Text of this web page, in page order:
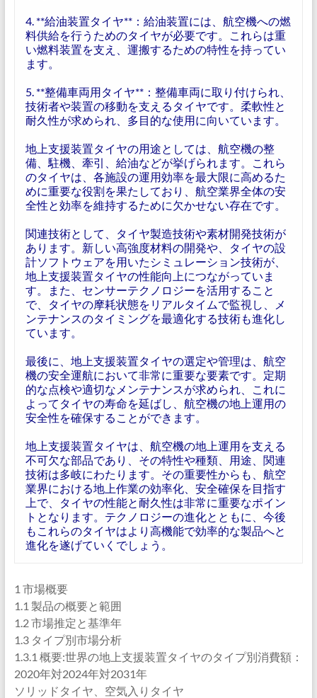
4. **給油装置タイヤ**：給油装置には、航空機への燃
料供給を行うためのタイヤが必要です。これらは重
い燃料装置を支え、運搬するための特性を持ってい
ます。
5. **整備車両用タイヤ**：整備車両に取り付けられ、
技術者や装置の移動を支えるタイヤです。柔軟性と
耐久性が求められ、多目的な使用に向いています。
地上支援装置タイヤの用途としては、航空機の整
備、駐機、牽引、給油などが挙げられます。これら
のタイヤは、各施設の運用効率を最大限に高めるた
めに重要な役割を果たしており、航空業界全体の安
全性と効率を維持するために欠かせない存在です。
関連技術として、タイヤ製造技術や素材開発技術が
あります。新しい高強度材料の開発や、タイヤの設
計ソフトウェアを用いたシミュレーション技術が、
地上支援装置タイヤの性能向上につながっていま
す。また、センサーテクノロジーを活用すること
で、タイヤの摩耗状態をリアルタイムで監視し、メ
ンテナンスのタイミングを最適化する技術も進化し
ています。
最後に、地上支援装置タイヤの選定や管理は、航空
機の安全運航において非常に重要な要素です。定期
的な点検や適切なメンテナンスが求められ、これに
よってタイヤの寿命を延ばし、航空機の地上運用の
安全性を確保することができます。
地上支援装置タイヤは、航空機の地上運用を支える
不可欠な部品であり、その特性や種類、用途、関連
技術は多岐にわたります。その重要性からも、航空
業界における地上作業の効率化、安全確保を目指す
上で、タイヤの性能と耐久性は非常に重要なポイン
トとなります。テクノロジーの進化とともに、今後
もこれらのタイヤはより高機能で効率的な製品へと
進化を遂げていくでしょう。
1 市場概要
1.1 製品の概要と範囲
1.2 市場推定と基準年
1.3 タイプ別市場分析
1.3.1 概要:世界の地上支援装置タイヤのタイプ別消費額：
2020年対2024年対2031年
ソリッドタイヤ、空気入りタイヤ